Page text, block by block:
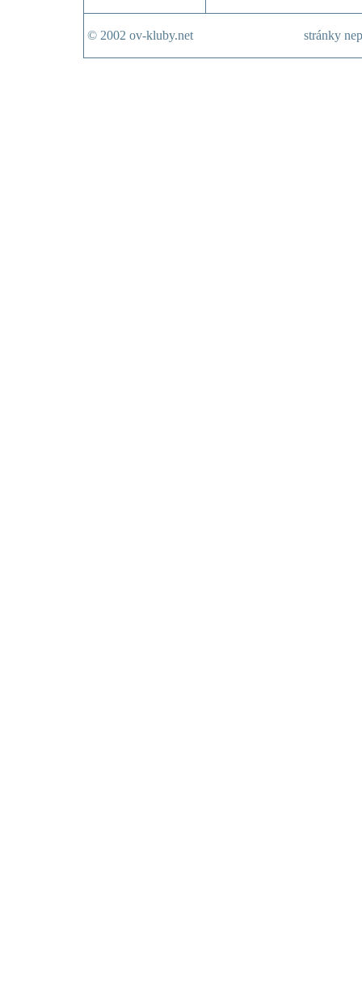
© 2002 ov-kluby.net stránky